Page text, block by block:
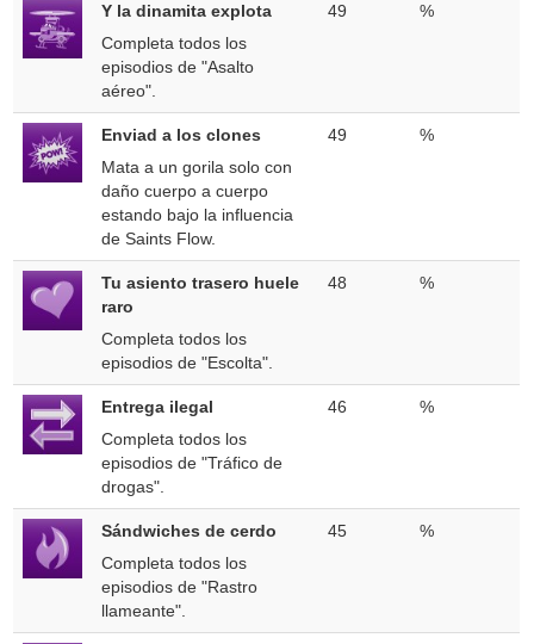
Y la dinamita explota
Completa todos los
episodios de "Asalto
aéreo".
49 %
Enviad a los clones
Mata a un gorila solo con
daño cuerpo a cuerpo
estando bajo la influencia
de Saints Flow.
49 %
Tu asiento trasero huele
raro
Completa todos los
episodios de "Escolta".
48 %
Entrega ilegal
Completa todos los
episodios de "Tráfico de
drogas".
46 %
Sándwiches de cerdo
Completa todos los
episodios de "Rastro
llameante".
45 %